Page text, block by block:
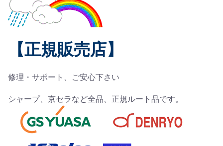
【正規販売店】
修理・サポート、ご安心下さい
シャープ、京セラなど全品、正規ルート品です。